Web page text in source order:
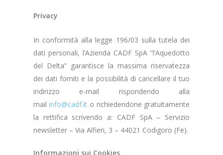
Privacy
In conformità alla legge 196/03 sulla tutela dei
dati personali, l’Azienda CADF SpA “l’Aquedotto
del Delta” garantisce la massima riservatezza
dei dati forniti e la possibilità di cancellare il tuo
indirizzo e-mail rispondendo alla
mailinfo@cadf.it o richiedendone gratuitamente
la rettifica scrivendo a: CADF SpA – Servizio
newsletter – Via Alfieri, 3 – 44021 Codigoro (Fe).
Informazioni sui Cookies